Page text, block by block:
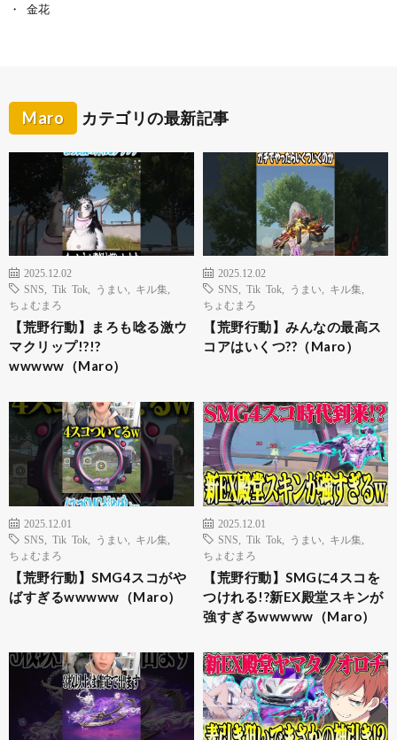
金花
Maro カテゴリの最新記事
2025.12.02
SNS
Tik Tok うまい キル集
ちょむまろ
【荒野行動】まろも唸る激ウ
マクリップ!?!?
wwwww（Maro）
2025.12.02
SNS
Tik Tok うまい キル集
ちょむまろ
【荒野行動】みんなの最高ス
コアはいくつ??（Maro）
2025.12.01
SNS
Tik Tok うまい キル集
ちょむまろ
【荒野行動】SMG4スコがや
ばすぎるwwwww（Maro）
2025.12.01
SNS
Tik Tok うまい キル集
ちょむまろ
【荒野行動】SMGに4スコを
つけれる!?新EX殿堂スキンが
強すぎるwwwww（Maro）